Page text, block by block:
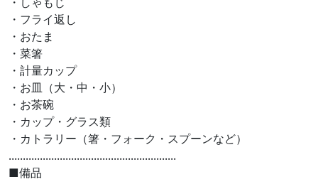
・フライ返し
・おたま
・菜箸
・計量カップ
・お皿（大・中・小）
・お茶碗
・カップ・グラス類
・カトラリー（箸・フォーク・スプーンなど）
...........................................................
■備品